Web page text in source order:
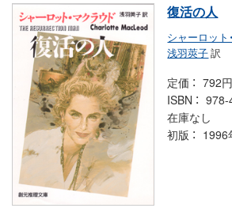
復活の人
シャーロット
浅羽莢子訳
定価
792円
ISBN
978-
在庫なし
初版
1996